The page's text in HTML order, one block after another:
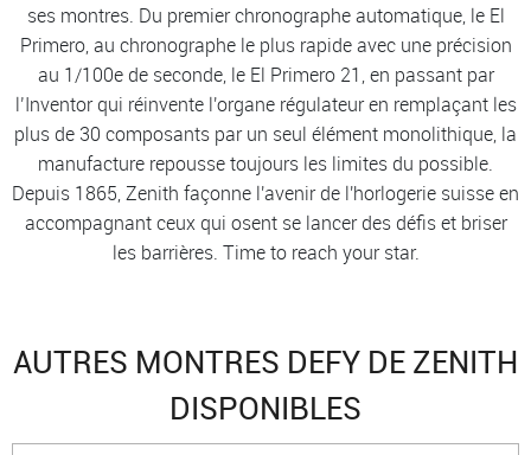
ses montres. Du premier chronographe automatique, le El
Primero, au chronographe le plus rapide avec une précision
au 1/100e de seconde, le El Primero 21, en passant par
l’Inventor qui réinvente l'organe régulateur en remplaçant les
plus de 30 composants par un seul élément monolithique, la
manufacture repousse toujours les limites du possible.
Depuis 1865, Zenith façonne l'avenir de l'horlogerie suisse en
accompagnant ceux qui osent se lancer des défis et briser
les barrières. Time to reach your star.
AUTRES MONTRES DEFY DE ZENITH
DISPONIBLES